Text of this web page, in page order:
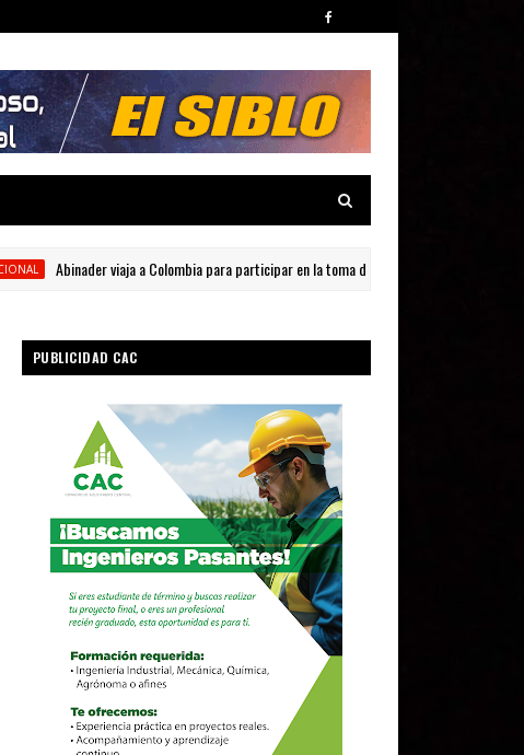
Abinader viaja a Colombia para participar en la toma de posesión de Abelardo de la
PUBLICIDAD CAC